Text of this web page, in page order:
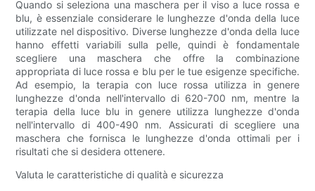
Quando si seleziona una maschera per il viso a luce rossa e
blu, è essenziale considerare le lunghezze d'onda della luce
utilizzate nel dispositivo. Diverse lunghezze d'onda della luce
hanno effetti variabili sulla pelle, quindi è fondamentale
scegliere una maschera che offre la combinazione
appropriata di luce rossa e blu per le tue esigenze specifiche.
Ad esempio, la terapia con luce rossa utilizza in genere
lunghezze d'onda nell'intervallo di 620-700 nm, mentre la
terapia della luce blu in genere utilizza lunghezze d'onda
nell'intervallo di 400-490 nm. Assicurati di scegliere una
maschera che fornisca le lunghezze d'onda ottimali per i
risultati che si desidera ottenere.
Valuta le caratteristiche di qualità e sicurezza